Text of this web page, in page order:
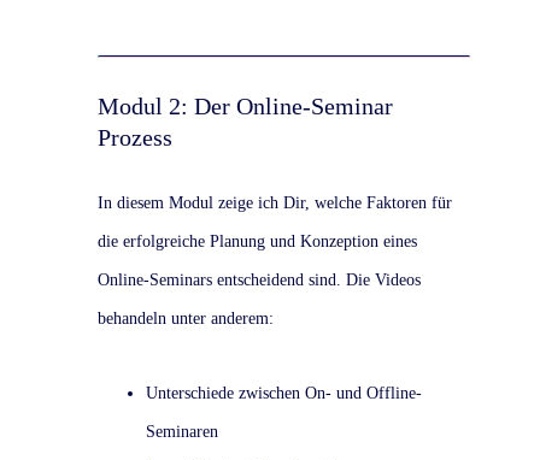
Modul 2: Der Online-Seminar
Prozess
In diesem Modul zeige ich Dir, welche Faktoren für
die erfolgreiche Planung und Konzeption eines
Online-Seminars entscheidend sind. Die Videos
behandeln unter anderem:
Unterschiede zwischen On- und Offline-
Seminaren